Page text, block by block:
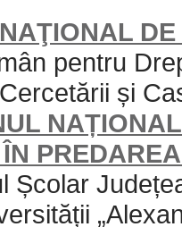
pentru
și
Școlar